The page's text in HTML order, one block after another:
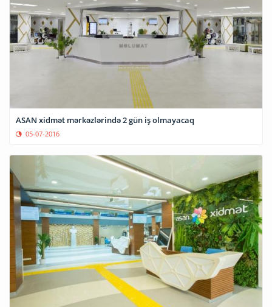
ASAN xidmət mərkəzlərində 2 gün iş olmayacaq
05-07-2016